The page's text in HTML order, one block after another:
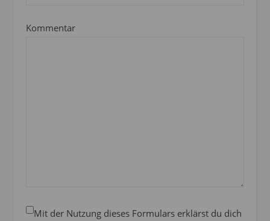
Kommentar
Mit der Nutzung dieses Formulars erklärst du dich